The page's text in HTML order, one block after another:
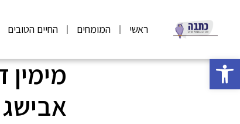
פתח סרגל נגישות
ראשי המומחים החיים הטובים
אבישג